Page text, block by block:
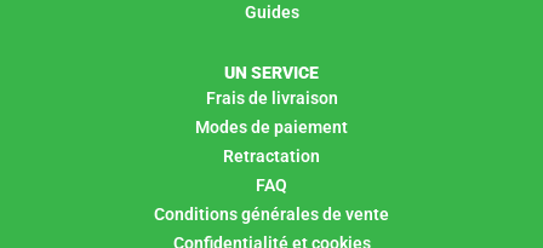
Guides
UN SERVICE
Frais de livraison
Modes de paiement
Retractation
FAQ
Conditions générales de vente
Confidentialité et cookies